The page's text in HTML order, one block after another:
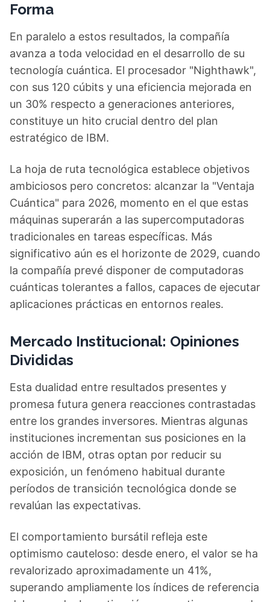
Forma
En paralelo a estos resultados, la compañía
avanza a toda velocidad en el desarrollo de su
tecnología cuántica. El procesador "Nighthawk",
con sus 120 cúbits y una eficiencia mejorada en
un 30% respecto a generaciones anteriores,
constituye un hito crucial dentro del plan
estratégico de IBM.
La hoja de ruta tecnológica establece objetivos
ambiciosos pero concretos: alcanzar la "Ventaja
Cuántica" para 2026, momento en el que estas
máquinas superarán a las supercomputadoras
tradicionales en tareas específicas. Más
significativo aún es el horizonte de 2029, cuando
la compañía prevé disponer de computadoras
cuánticas tolerantes a fallos, capaces de ejecutar
aplicaciones prácticas en entornos reales.
Mercado Institucional: Opiniones
Divididas
Esta dualidad entre resultados presentes y
promesa futura genera reacciones contrastadas
entre los grandes inversores. Mientras algunas
instituciones incrementan sus posiciones en la
acción de IBM, otras optan por reducir su
exposición, un fenómeno habitual durante
períodos de transición tecnológica donde se
revalúan las expectativas.
El comportamiento bursátil refleja este
optimismo cauteloso: desde enero, el valor se ha
revalorizado aproximadamente un 41%,
superando ampliamente los índices de referencia